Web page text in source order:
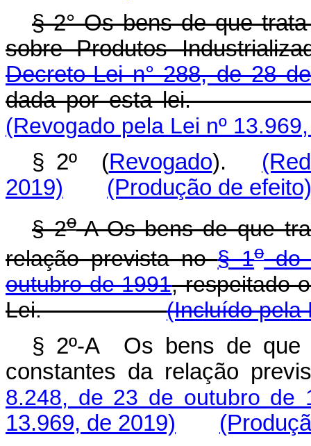
§ 2° Os bens de que
sobre Produtos
Decreto-Lei n° 288, de 28
dada por esta
(Revogado pela Lei nº
§ 2º (Revogado).
2019)
(Produção de efeito)
§ 2o-A Os bens de que
relação prevista no§ 1odo
outubro de 1991, respeitado
Lei.(Incluído pela
§ 2º-A Os bens de
constantes da relação
8.248, de 23 de outubro de
13.969, de 2019)